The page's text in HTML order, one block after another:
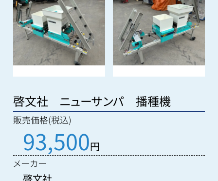
啓文社 ニューサンパ 播種機
販売価格(税込)
93,500円
メーカー